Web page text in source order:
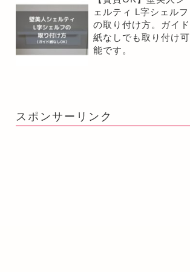
ェルティ L字シェルフ
の取り付け方。ガイド
紙なしでも取り付け可
能です。
スポンサーリンク